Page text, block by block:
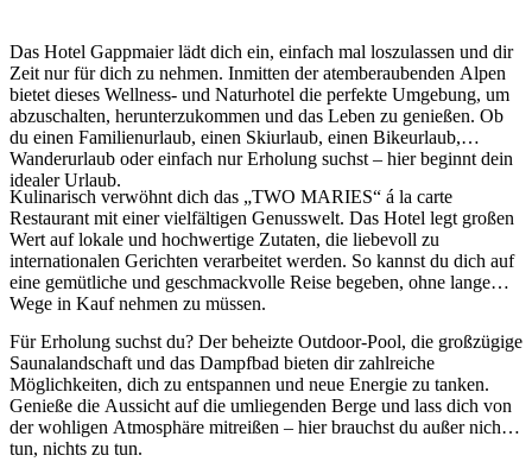
Das Hotel Gappmaier lädt dich ein, einfach mal loszulassen und dir
Zeit nur für dich zu nehmen. Inmitten der atemberaubenden Alpen
bietet dieses Wellness- und Naturhotel die perfekte Umgebung, um
abzuschalten, herunterzukommen und das Leben zu genießen. Ob
du einen Familienurlaub, einen Skiurlaub, einen Bikeurlaub,
Wanderurlaub oder einfach nur Erholung suchst – hier beginnt dein
idealer Urlaub.
Kulinarisch verwöhnt dich das „TWO MARIES“ á la carte
Restaurant mit einer vielfältigen Genusswelt. Das Hotel legt großen
Wert auf lokale und hochwertige Zutaten, die liebevoll zu
internationalen Gerichten verarbeitet werden. So kannst du dich auf
eine gemütliche und geschmackvolle Reise begeben, ohne lange
Wege in Kauf nehmen zu müssen.
Für Erholung suchst du? Der beheizte Outdoor-Pool, die großzügige
Saunalandschaft und das Dampfbad bieten dir zahlreiche
Möglichkeiten, dich zu entspannen und neue Energie zu tanken.
Genieße die Aussicht auf die umliegenden Berge und lass dich von
der wohligen Atmosphäre mitreißen – hier brauchst du außer nichts
tun, nichts zu tun.